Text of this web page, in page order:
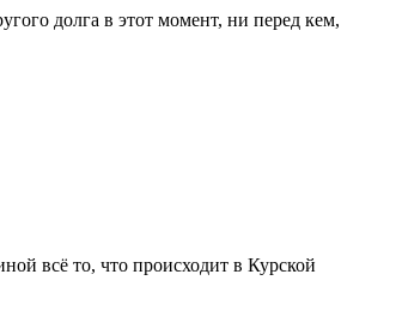
долга в этот момент, ни перед кем,
всё то, что происходит в Курской